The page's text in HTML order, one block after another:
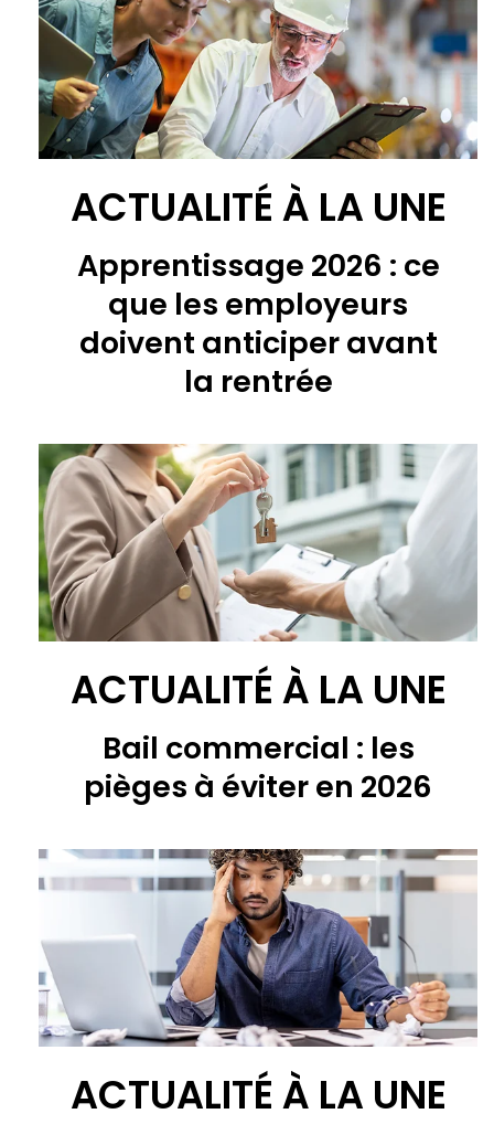
ACTUALITÉ À LA UNE
Apprentissage 2026 : ce
que les employeurs
doivent anticiper avant
la rentrée
ACTUALITÉ À LA UNE
Bail commercial : les
pièges à éviter en 2026
ACTUALITÉ À LA UNE